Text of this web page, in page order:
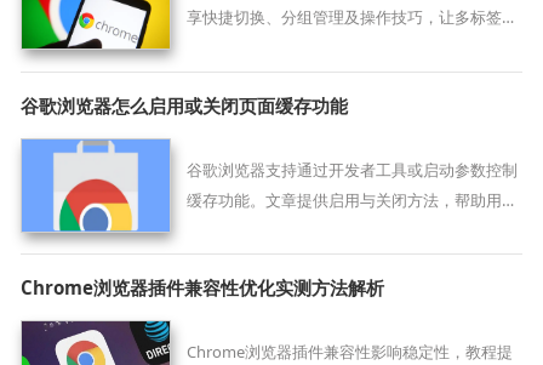
享快捷切换、分组管理及操作技巧，让多标签浏
谷歌浏览器怎么启用或关闭页面缓存功能
谷歌浏览器支持通过开发者工具或启动参数控制
缓存功能。文章提供启用与关闭方法，帮助用户
Chrome浏览器插件兼容性优化实测方法解析
Chrome浏览器插件兼容性影响稳定性，教程提